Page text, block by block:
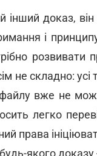
інший доказ,
і
розвивати
не складно:
вже не
легко
права
якого